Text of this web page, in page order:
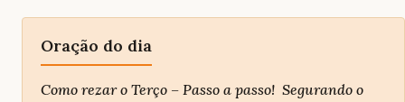
Oração do dia
Como rezar o Terço – Passo a passo! Segurando o